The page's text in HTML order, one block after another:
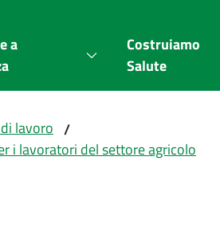
a
Costruiamo
Salute
lavoro /
i lavoratori del settore agricolo